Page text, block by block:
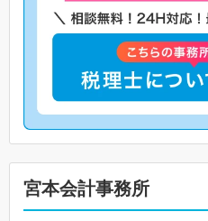
宮本会計事務所